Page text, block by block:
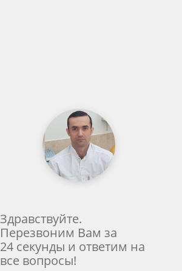
Перезвоним Вам за
24 секунды и ответим на
все вопросы!